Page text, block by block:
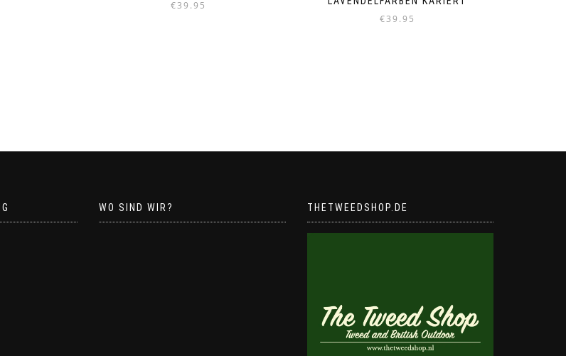
€39.95
€39.95
WO SIND WIR? THETWEEDSHOP.DE